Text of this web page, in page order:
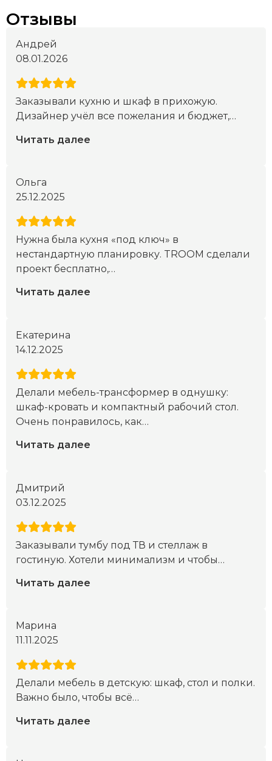
Отзывы
Андрей
08.01.2026
Заказывали кухню и шкаф в прихожую.
Дизайнер учёл все пожелания и бюджет,…
Читать далее
Ольга
25.12.2025
Нужна была кухня «под ключ» в
нестандартную планировку. TROOM сделали
проект бесплатно,…
Читать далее
Екатерина
14.12.2025
Делали мебель-трансформер в однушку:
шкаф-кровать и компактный рабочий стол.
Очень понравилось, как…
Читать далее
Дмитрий
03.12.2025
Заказывали тумбу под ТВ и стеллаж в
гостиную. Хотели минимализм и чтобы…
Читать далее
Марина
11.11.2025
Делали мебель в детскую: шкаф, стол и полки.
Важно было, чтобы всё…
Читать далее